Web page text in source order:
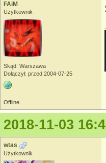
FAiM
Użytkownik
Skąd: Warszawa
Dołączył: przed 2004-07-25
Offline
2018-11-03
wtas
Użytkownik